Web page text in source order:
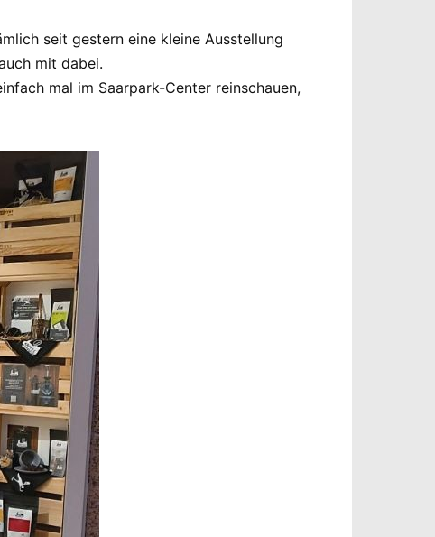
seit gestern eine kleine Ausstellung
mit dabei.
mal im Saarpark-Center reinschauen,